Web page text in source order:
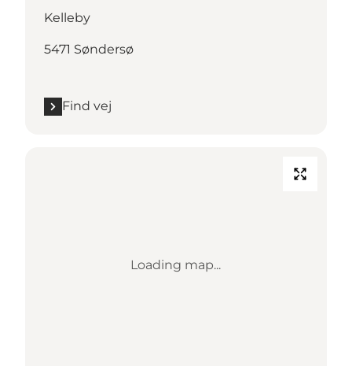
Kelleby
5471 Søndersø
Find vej
Loading map...